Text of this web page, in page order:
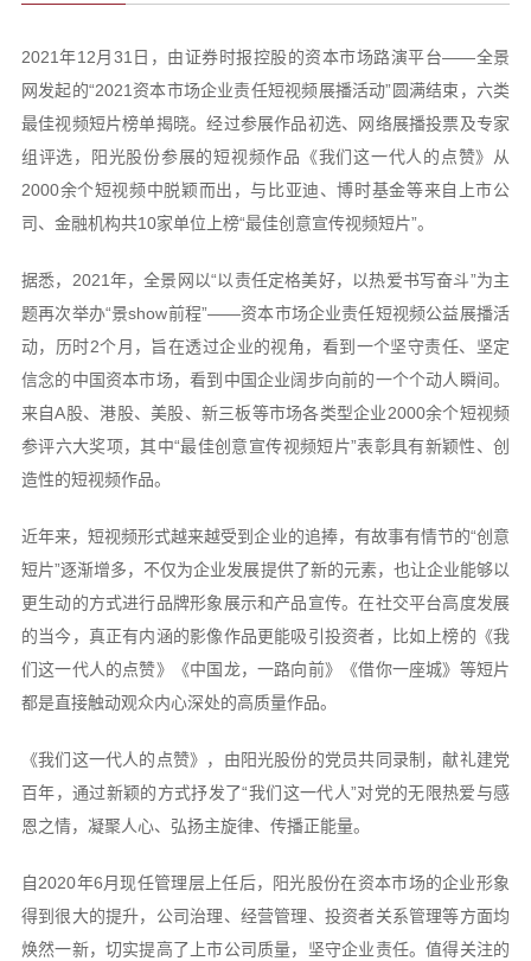
2021年12月31日，由证券时报控股的资本市场路演平台——全景
网发起的“2021资本市场企业责任短视频展播活动”圆满结束，六类
最佳视频短片榜单揭晓。经过参展作品初选、网络展播投票及专家
组评选，阳光股份参展的短视频作品《我们这一代人的点赞》从
2000余个短视频中脱颖而出，与比亚迪、博时基金等来自上市公
司、金融机构共10家单位上榜“最佳创意宣传视频短片”。
据悉，2021年，全景网以“以责任定格美好，以热爱书写奋斗”为主
题再次举办“景show前程”——资本市场企业责任短视频公益展播活
动，历时2个月，旨在透过企业的视角，看到一个坚守责任、坚定
信念的中国资本市场，看到中国企业阔步向前的一个个动人瞬间。
来自A股、港股、美股、新三板等市场各类型企业2000余个短视频
参评六大奖项，其中“最佳创意宣传视频短片”表彰具有新颖性、创
造性的短视频作品。
近年来，短视频形式越来越受到企业的追捧，有故事有情节的“创意
短片”逐渐增多，不仅为企业发展提供了新的元素，也让企业能够以
更生动的方式进行品牌形象展示和产品宣传。在社交平台高度发展
的当今，真正有内涵的影像作品更能吸引投资者，比如上榜的《我
们这一代人的点赞》《中国龙，一路向前》《借你一座城》等短片
都是直接触动观众内心深处的高质量作品。
《我们这一代人的点赞》，由阳光股份的党员共同录制，献礼建党
百年，通过新颖的方式抒发了“我们这一代人”对党的无限热爱与感
恩之情，凝聚人心、弘扬主旋律、传播正能量。
自2020年6月现任管理层上任后，阳光股份在资本市场的企业形象
得到很大的提升，公司治理、经营管理、投资者关系管理等方面均
焕然一新，切实提高了上市公司质量，坚守企业责任。值得关注的